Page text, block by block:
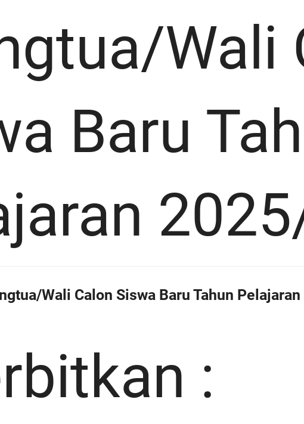
Wali
Baru
Wali Calon Siswa Baru Tahun Pelajaran
: